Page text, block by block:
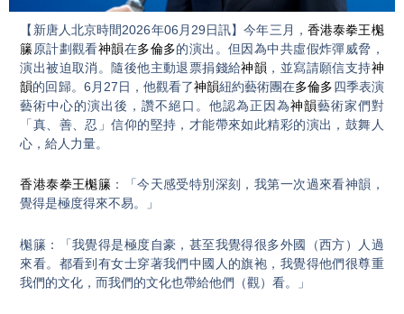
【新唐人北京時間2026年06月29日訊】今年三月， 香港泰拳王櫆
籘原計劃觀看神韻在多倫多的演出。但因為中共虛假炸彈威脅，
演出被迫取消。隨後他主動退票捐錢給神韻 ，並寫請願信支持神
韻的回歸。6月27日，他觀看了神韻紐約藝術團在多倫多四季表演
藝術中心的演出後，讚不絕口。他認為正因為神韻藝術家們對
「真、善、忍」信仰的堅持，才能帶來如此精彩的演出，鼓舞人
心，給人力量。
香港泰拳王櫆籘 ：「今天感受特別深刻，我第一次過來看神韻，
覺得是極度得來不易。」
櫆籘：「我覺得是極度自豪，甚至我覺得很多外國（西方）人過
來看。都看到有女士穿著我們中國人的旗袍，我覺得他們很尊重
我們的文化，而我們的文化也帶給他們（觀）看。」